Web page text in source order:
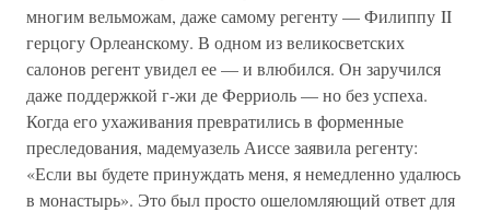
многим вельможам, даже самому регенту — Филиппу II
герцогу Орлеанскому. В одном из великосветских
салонов регент увидел ее — и влюбился. Он заручился
даже поддержкой г-жи де Ферриоль — но без успеха.
Когда его ухаживания превратились в форменные
преследования, мадемуазель Аиссе заявила регенту:
«Если вы будете принуждать меня, я немедленно удалюсь
в монастырь». Это был просто ошеломляющий ответ для